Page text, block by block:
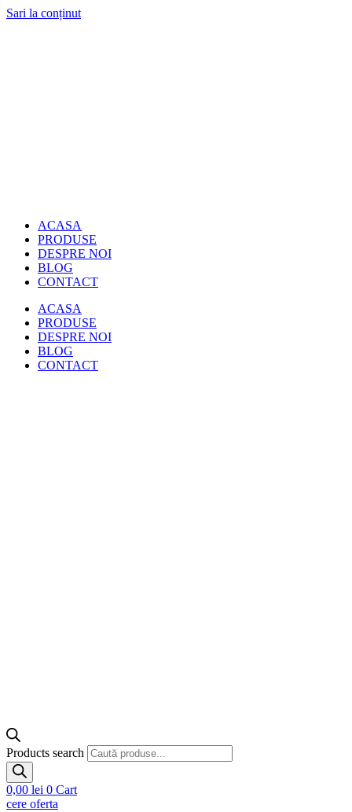
Sari la conținut
ACASA
PRODUSE
DESPRE NOI
BLOG
CONTACT
ACASA
PRODUSE
DESPRE NOI
BLOG
CONTACT
Products search
0,00 lei 0 Cart
cere oferta